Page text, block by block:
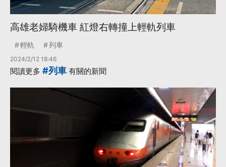
高雄老婦騎機車 紅燈右轉撞上輕軌列車
輕軌 列車
2024/2/12 18:46
閱讀更多 #列車 有關的新聞